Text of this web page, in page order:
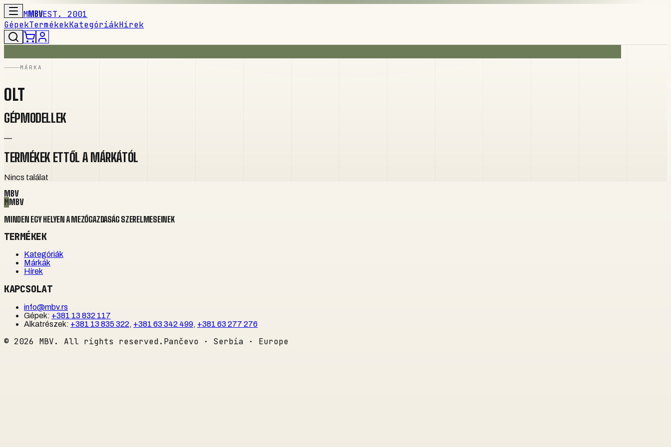
MMBVEST. 2001
GépekTermékekKategóriákHírek
MÁRKA
OLT
GÉPMODELLEK
—
TERMÉKEK ETTŐL A MÁRKÁTÓL
Nincs találat
MBV
MMBV
MINDEN EGY HELYEN A MEZŐGAZDASÁG SZERELMESEINEK
TERMÉKEK
Kategóriák
Márkák
Hírek
KAPCSOLAT
info@mbv.rs
Gépek: +381 13 832 117
Alkatrészek: +381 13 835 322, +381 63 342 499, +381 63 277 276
© 2026 MBV. All rights reserved. Pančevo · Serbia · Europe